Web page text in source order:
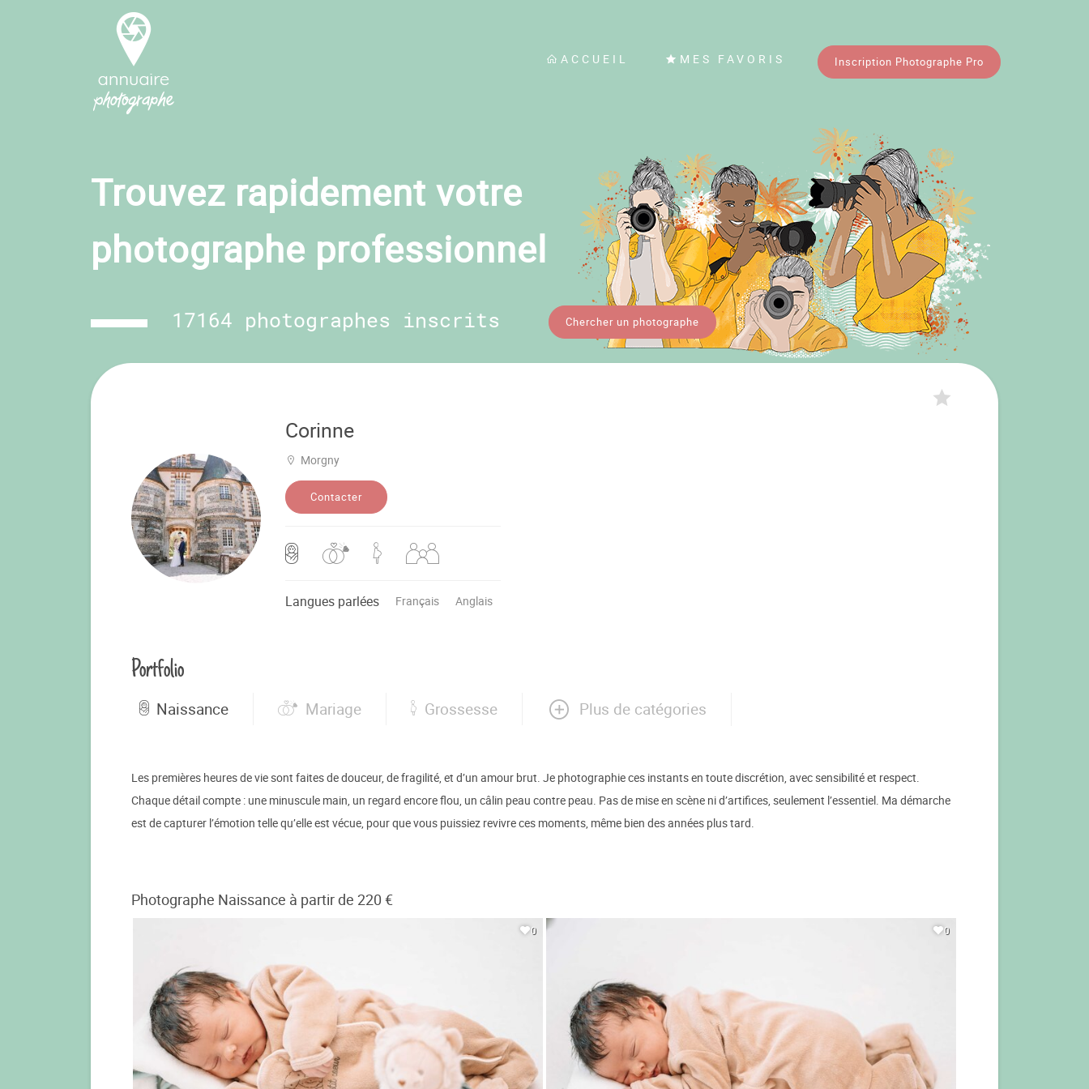
ACCUEIL MES FAVORIS Inscription Photographe Pro
Trouvez rapidement votre
photographe professionnel
17164 photographes inscrits Chercher un photographe
Corinne
Morgny
Contacter
Langues parlées Français Anglais
Portfolio
Naissance Mariage Grossesse Plus de catégories
Les premières heures de vie sont faites de douceur, de fragilité, et d’un amour brut. Je photographie ces instants en toute discrétion, avec sensibilité et respect.
Chaque détail compte : une minuscule main, un regard encore flou, un câlin peau contre peau. Pas de mise en scène ni d’artifices, seulement l’essentiel. Ma démarche
est de capturer l’émotion telle qu’elle est vécue, pour que vous puissiez revivre ces moments, même bien des années plus tard.
Photographe Naissance à partir de 220 €
0 0